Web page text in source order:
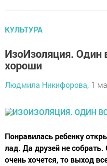
КУЛЬТУРА
ИзоИзоляция. Один
хороши
Людмила Никифорова, 1
Понравилась ребенку
лад. Да друзей не
очень хочется, то выход